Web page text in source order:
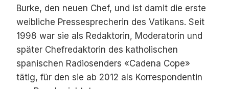
Burke, den neuen Chef, und ist damit die erste
weibliche Pressesprecherin des Vatikans. Seit
1998 war sie als Redaktorin, Moderatorin und
später Chefredaktorin des katholischen
spanischen Radiosenders «Cadena Cope»
tätig, für den sie ab 2012 als Korrespondentin